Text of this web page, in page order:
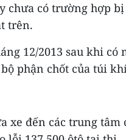
chưa có trường hợp bị
trên.
12/2013 sau khi có
phận chốt của túi
xe đến các trung tâm